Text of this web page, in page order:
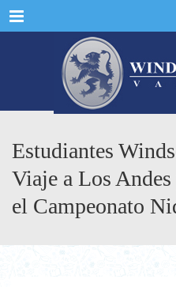
Menu
Estudiantes
Viaje a Los
el Campeonato